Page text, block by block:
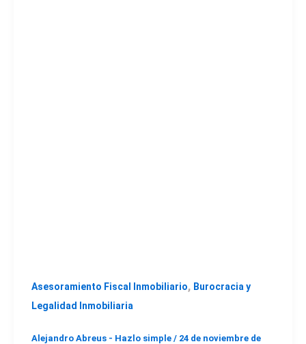
Asesoramiento Fiscal Inmobiliario, Burocracia y
Legalidad Inmobiliaria
Alejandro Abreus - Hazlo simple / 24 de noviembre de